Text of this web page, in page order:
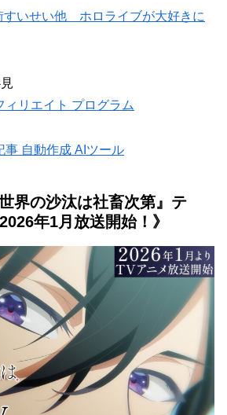
すいせい他 ホロライブが大好きに
リエイト プログラム
自動作成 AIツール
界の沙汰は社畜次第』テ
年1月放送開始！》